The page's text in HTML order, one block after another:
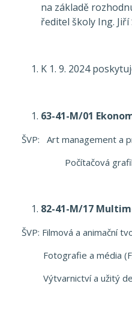
na základě
ředitel školy Ing. Jiří
K 1. 9. 2024
63-41-M/01
ŠVP: Art management a
Počítačová grafika
82-41-M/17
ŠVP: Filmová a animační
Fotografie a média
Výtvarnictví a užitý